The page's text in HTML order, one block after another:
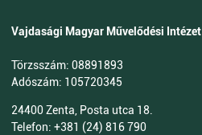
Vajdasági Magyar Művelődési Intézet
Törzsszám: 08891893
Adószám: 105720345
24400 Zenta, Posta utca 18.
Telefon: +381 (24) 816 790